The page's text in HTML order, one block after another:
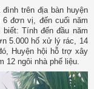
trên địa bàn huyện
6 đơn vị, đến cuối năm
Tính đến đầu năm
5.000 hố xử lý rác, 14
Huyện hội hỗ trợ xây
12 ngôi nhà phế liệu.